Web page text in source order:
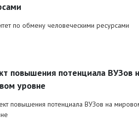
по обмену человеческими ресурсами
повышения потенциала ВУЗов
уровне
повышения потенциала ВУЗов на